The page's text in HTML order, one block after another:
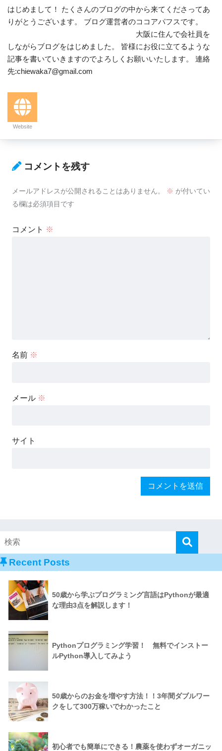
はじめまして！ たくさんのブログの中から来てくださってあ
りがとうございます。 ブログ運営者のココアパフスです。
大阪に住んで会社員を
しながらブログをはじめました。 皆様にお役に立てるような
記事を書いていきますのでよろしくお願いいたします。 連絡
先:chiewaka7@gmail.com
Website
コメントを残す
メールアドレスが公開されることはありません。 ※ が付いてい
る欄は必須項目です
コメント ※
名前 ※
メール ※
サイト
Recent Posts
50歳から学ぶプログラミング言語はPythonが最適
な理由3点を解説します！
Pythonプログラミング学習！ 無料でインストー
ルPython導入してみよう
50歳からのお金を増やす方法！！3年間ダブルワー
クをして300万稼いでわかったこと
初心者でも簡単にできる！農薬を使わずオーガニッ